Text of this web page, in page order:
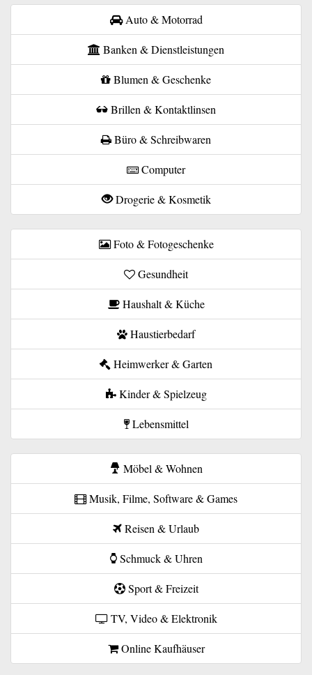
Auto & Motorrad
Banken & Dienstleistungen
Blumen & Geschenke
Brillen & Kontaktlinsen
Büro & Schreibwaren
Computer
Drogerie & Kosmetik
Foto & Fotogeschenke
Gesundheit
Haushalt & Küche
Haustierbedarf
Heimwerker & Garten
Kinder & Spielzeug
Lebensmittel
Möbel & Wohnen
Musik, Filme, Software & Games
Reisen & Urlaub
Schmuck & Uhren
Sport & Freizeit
TV, Video & Elektronik
Online Kaufhäuser